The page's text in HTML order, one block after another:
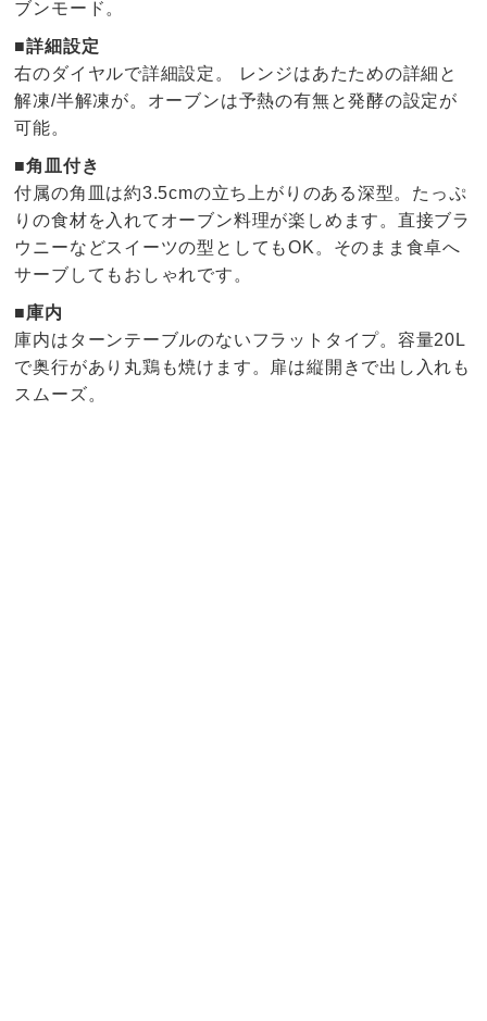
ブンモード。
■詳細設定
右のダイヤルで詳細設定。 レンジはあたための詳細と
解凍/半解凍が。オーブンは予熱の有無と発酵の設定が
可能。
■角皿付き
付属の角皿は約3.5cmの立ち上がりのある深型。たっぷ
りの食材を入れてオーブン料理が楽しめます。直接ブラ
ウニーなどスイーツの型としてもOK。そのまま食卓へ
サーブしてもおしゃれです。
■庫内
庫内はターンテーブルのないフラットタイプ。容量20L
で奥行があり丸鶏も焼けます。扉は縦開きで出し入れも
スムーズ。